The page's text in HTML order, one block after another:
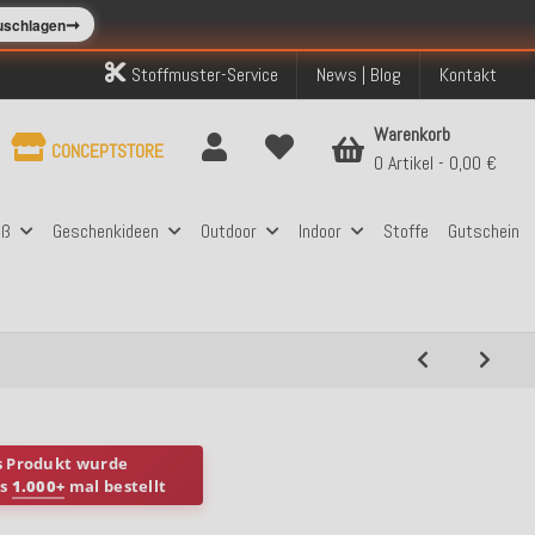
➞
Stoffmuster-Service News | Blog Kontakt
Geschenkideen Outdoor Indoor Stoffe Gutschein
CONCEPTSTORE
Warenkorb
0 Artikel
0,00 €
Produkt wurde
1.000+ mal bestellt